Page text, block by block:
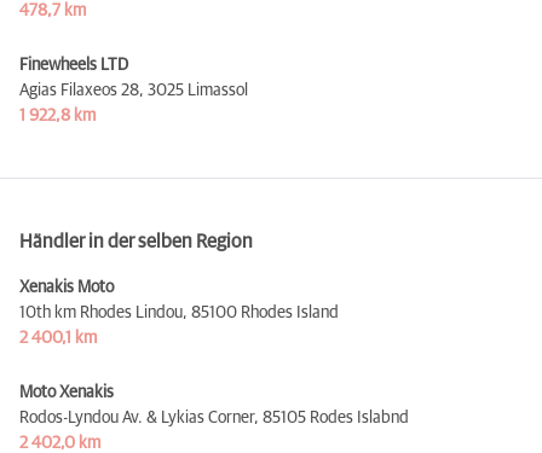
478,7 km
Finewheels LTD
Agias Filaxeos 28, 3025 Limassol
1 922,8 km
Händler in der selben Region
Xenakis Moto
10th km Rhodes Lindou, 85100 Rhodes Island
2 400,1 km
Moto Xenakis
Rodos-Lyndou Av. & Lykias Corner, 85105 Rodes Islabnd
2 402,0 km